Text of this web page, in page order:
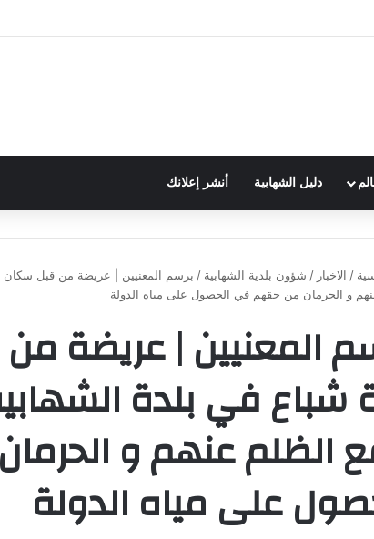
فوج الامام الصادق (ع)
دليل الشهابية أنشر إعلانك
/ الاخبار / شؤون بلدية الشهابية / برسم المعنيين | عريضة من قبل سكان
و الحرمان من حقهم في الحصول على مياه الدولة
المعنيين | عريضة
شباع في بلدة
الظلم عنهم و
على مياه الدولة